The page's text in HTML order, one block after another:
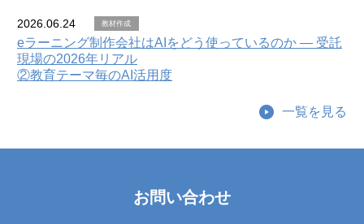
2026.06.24 教材作成
eラーニング制作会社はAIをどう使っているのか — 受託
現場の2026年リアル
②教育テーマ毎のAI活用度
一覧を見る
お問い合わせ